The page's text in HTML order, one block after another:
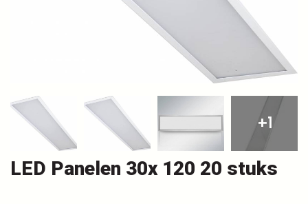
+1
LED Panelen 30x 120 20 stuks